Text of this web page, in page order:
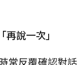
說一次」
常反覆確認對話